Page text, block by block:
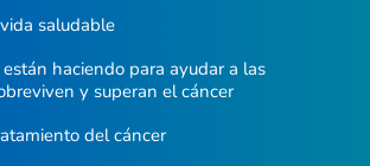
saludable
haciendo para ayudar a las
y superan el cáncer
del cáncer